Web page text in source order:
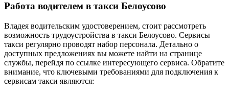
Работа водителем в такси Белоусово
Владея водительским удостоверением, стоит рассмотреть
возможность трудоустройства в такси Белоусово. Сервисы
такси регулярно проводят набор персонала. Детально о
доступных предложениях вы можете найти на странице
службы, перейдя по ссылке интересующего сервиса. Обратите
внимание, что ключевыми требованиями для подключения к
сервисам такси являются: